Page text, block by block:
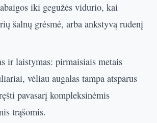
iki gegužės vidurio, kai
šalnų grėsmė, arba ankstyvą rudenį
ir laistymas: pirmaisiais metais
vėliau augalas tampa atsparus
pavasarį kompleksinėmis
trąšomis.